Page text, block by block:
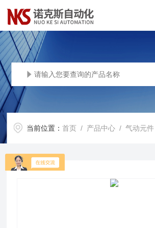
当前位置：首页 / 产品中心 /气动元件